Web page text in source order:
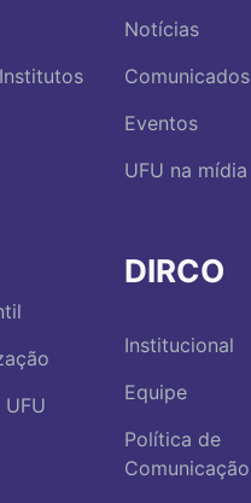
Notícias
Comunicados
Eventos
UFU na mídia
DIRCO
Institucional
Equipe
Política de
Comunicação